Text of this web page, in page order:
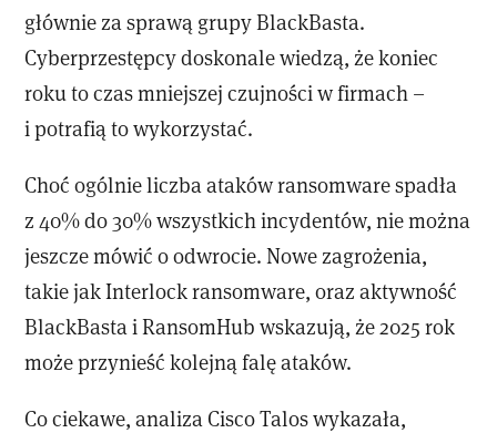
głównie za sprawą grupy BlackBasta.
Cyberprzestępcy doskonale wiedzą, że koniec
roku to czas mniejszej czujności w firmach –
i potrafią to wykorzystać.
Choć ogólnie liczba ataków ransomware spadła
z 40% do 30% wszystkich incydentów, nie można
jeszcze mówić o odwrocie. Nowe zagrożenia,
takie jak Interlock ransomware, oraz aktywność
BlackBasta i RansomHub wskazują, że 2025 rok
może przynieść kolejną falę ataków.
Co ciekawe, analiza Cisco Talos wykazała,